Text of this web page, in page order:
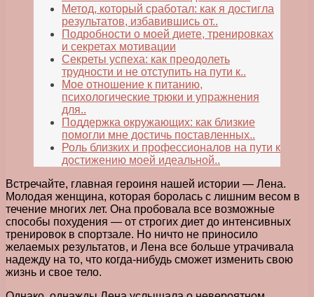
Метод, который сработал: как я достигла
результатов, избавившись от..
Подробности о моей диете, тренировках
и секретах мотивации
Секреты успеха: как преодолеть
трудности и не отступить на пути к..
Мое отношение к питанию,
психологические трюки и упражнения
для..
Поддержка окружающих: как близкие
помогли мне достичь поставленных..
Роль близких и профессионалов на пути к
достижению моей идеальной..
Встречайте, главная героиня нашей истории — Лена.
Молодая женщина, которая боролась с лишним весом в
течение многих лет. Она пробовала все возможные
способы похудения — от строгих диет до интенсивных
тренировок в спортзале. Но ничто не приносило
желаемых результатов, и Лена все больше утрачивала
надежду на то, что когда-нибудь сможет изменить свою
жизнь и свое тело.